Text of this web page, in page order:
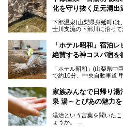
化を守り抜く足元湧出
下部温泉(山梨県身延町)は
士川支流の下部川に沿っ
中でも「古湯坊 源泉舘」
したと伝えられる名湯の
いても混浴文化が守られ
向にありますが、「古湯
の姿が保たれている点に
今回は足元湧出の混浴温
じめ、湯治棟である「別
舘」の全貌を徹底紹介し
「ホテル昭和」宿泊
絶賛する神コスパ宿を
「ホテル昭和」(山梨県中
で約10分、中央自動車道
から、一人泊でも6,000円
しかし、最大の魅力は“温
統の単純温泉は、入浴す
不可なこともあり、全国
家族みんなで日帰り湯
泉 湯～とぴあの魅力
湯治という言葉を聞いた
ょうか。